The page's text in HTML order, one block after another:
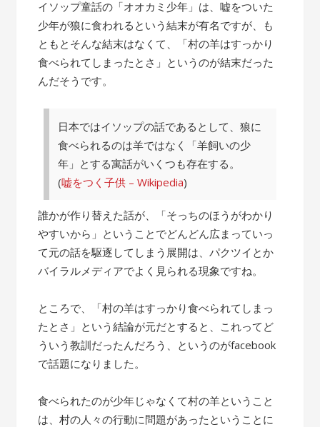
話”
イソップ童話の「オオカミ少年」は、嘘をついた
少年が狼に食われるという結末が有名ですが、も
ともとそんな結末はなくて、「村の羊はすっかり
食べられてしまったとさ」というのが結末だった
んだそうです。
日本ではイソップの話であるとして、狼に
食べられるのは羊ではなく「羊飼いの少
年」とする寓話がいくつも存在する。
(嘘をつく子供 – Wikipedia)
誰かが作り替えた話が、「そっちのほうがわかり
やすいから」ということでどんどん広まっていっ
て元の話を駆逐してしまう展開は、パクツイとか
バイラルメディアでよく見られる現象ですね。
ところで、「村の羊はすっかり食べられてしまっ
たとさ」という結論が元だとすると、これってど
ういう教訓だったんだろう、というのがfacebook
で話題になりました。
食べられたのが少年じゃなくて村の羊ということ
は、村の人々の行動に問題があったということに